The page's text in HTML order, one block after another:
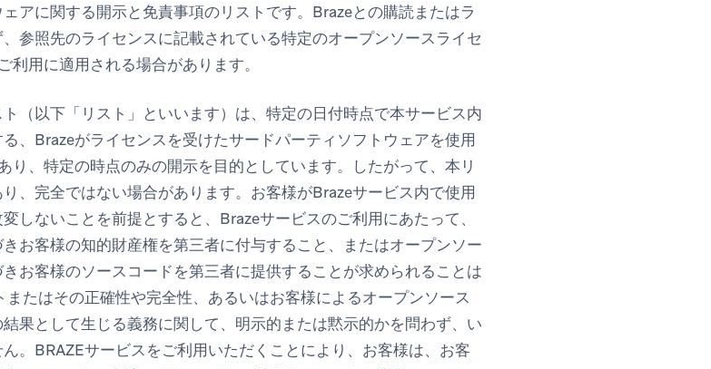
アに関する開示と免責事項のリストです。Brazeとの購読またはラ
参照先のライセンスに記載されている特定のオープンソースライセ
用に適用される場合があります。
（以下「リスト」といいます）は、特定の日付時点で本サービス内
、Brazeがライセンスを受けたサードパーティソフトウェアを使用
り、特定の時点のみの開示を目的としています。したがって、本リ
、完全ではない場合があります。お客様がBrazeサービス内で使用
しないことを前提とすると、Brazeサービスのご利用にあたって、
お客様の知的財産権を第三者に付与すること、またはオープンソー
お客様のソースコードを第三者に提供することが求められることは
たはその正確性や完全性、あるいはお客様によるオープンソース
果として生じる義務に関して、明示的または黙示的かを問わず、い
。BRAZEサービスをご利用いただくことにより、お客様は、お客